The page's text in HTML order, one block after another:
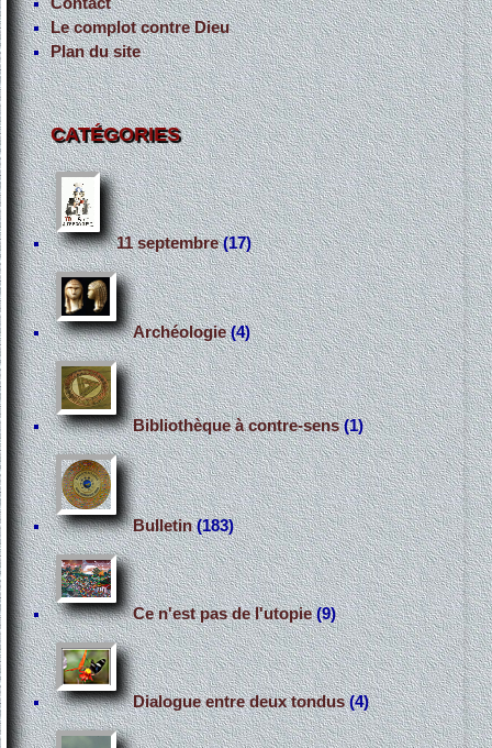
Contact
Le complot contre Dieu
Plan du site
CATÉGORIES
11 septembre(17)
Archéologie(4)
Bibliothèque à contre-sens(1)
Bulletin(183)
Ce n'est pas de l'utopie(9)
Dialogue entre deux tondus(4)